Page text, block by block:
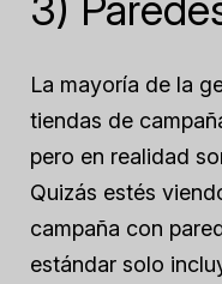
La mayoría de la
tiendas de
pero en realidad
Quizás estés
campaña con
estándar solo